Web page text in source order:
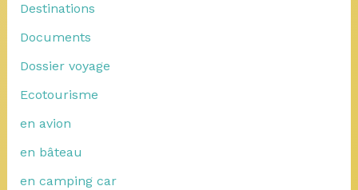
Destinations
Documents
Dossier voyage
Ecotourisme
en avion
en bâteau
en camping car